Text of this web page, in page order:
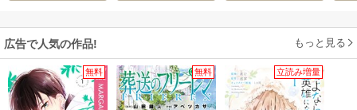
広告で人気の作品! もっと見る
無料 無料 立読み増量